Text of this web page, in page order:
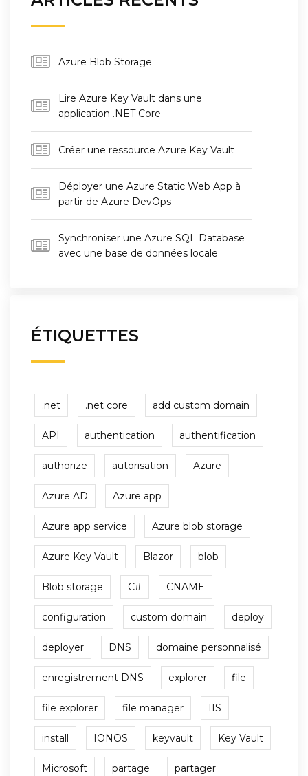
Azure Blob Storage
Lire Azure Key Vault dans une
application .NET Core
Créer une ressource Azure Key Vault
Déployer une Azure Static Web App à
partir de Azure DevOps
Synchroniser une Azure SQL Database
avec une base de données locale
ÉTIQUETTES
.net .net core add custom domain
API authentication authentification
authorize autorisation Azure
Azure AD Azure app
Azure app service Azure blob storage
Azure Key Vault Blazor blob
Blob storage C# CNAME
configuration custom domain deploy
deployer DNS domaine personnalisé
enregistrement DNS explorer file
file explorer file manager IIS
install IONOS keyvault Key Vault
Microsoft partage partager